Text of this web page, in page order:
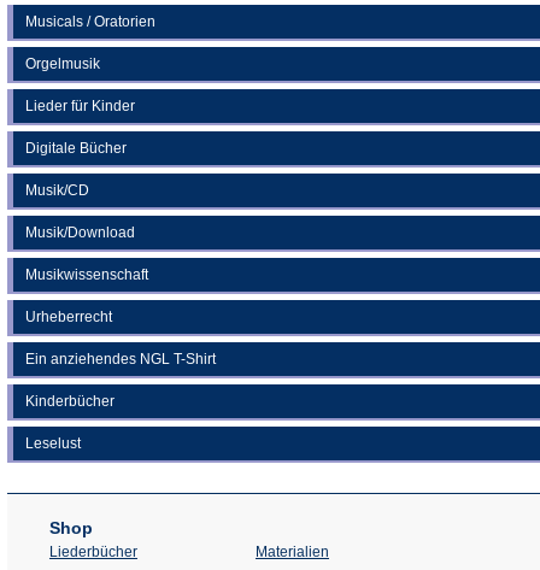
Musicals / Oratorien
Orgelmusik
Lieder für Kinder
Digitale Bücher
Musik/CD
Musik/Download
Musikwissenschaft
Urheberrecht
Ein anziehendes NGL T-Shirt
Kinderbücher
Leselust
Shop
Liederbücher Materialien